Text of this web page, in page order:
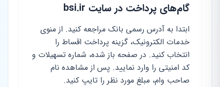
گام‌های پرداخت در سایت bsi.ir
ابتدا به آدرس رسمی بانک مراجعه کنید. از منوی
خدمات الکترونیک، گزینه پرداخت اقساط را
انتخاب کنید. در صفحه باز شده، شماره تسهیلات و
کد امنیتی را وارد نمایید. پس از مشاهده نام
صاحب وام، مبلغ مورد نظر را تایپ کنید.